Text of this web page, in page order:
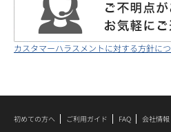
カスタマーハラスメントに対する方針に
初めての方へ ご利用ガイド FAQ 会社情報